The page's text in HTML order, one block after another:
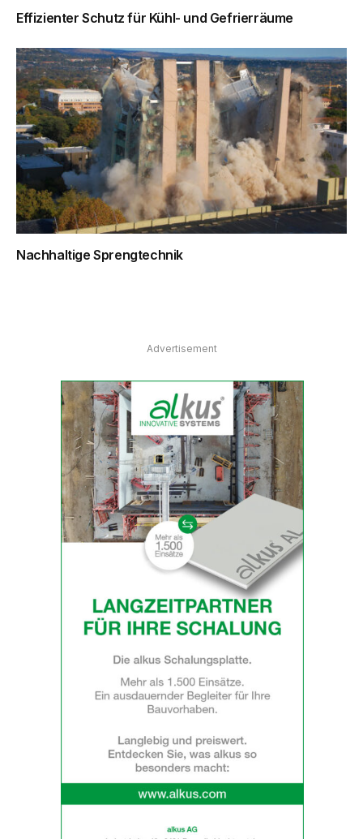
Effizienter Schutz für Kühl- und Gefrierräume
Nachhaltige Sprengtechnik
Advertisement